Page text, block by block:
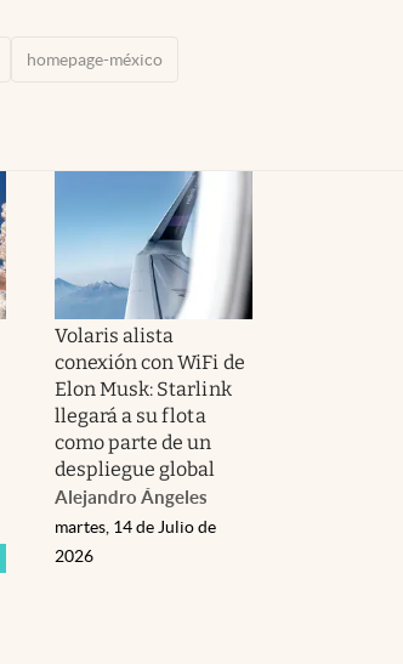
homepage-méxico
Volaris alista
conexión con WiFi de
Elon Musk: Starlink
llegará a su flota
como parte de un
despliegue global
Alejandro Ángeles
martes, 14 de Julio de
2026